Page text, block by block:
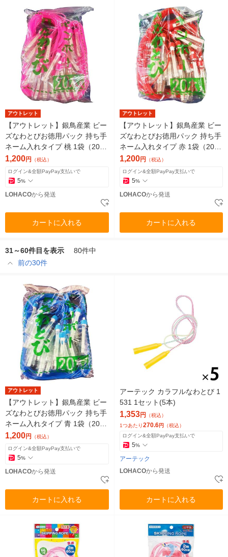
アウトレット
【アウトレット】銀鳥産業 ビー
ズなわとびお徳用パック 持ち手
ネーム入れタイプ 桃 1袋（20本
入）
1,200円 （税込）
ログイン&全額PayPay支払いで
5%
LOHACOから発送
カートに入れる
アウトレット
【アウトレット】銀鳥産業 ビー
ズなわとびお徳用パック 持ち手
ネーム入れタイプ 赤 1袋（20本
入）
1,200円 （税込）
ログイン&全額PayPay支払いで
5%
LOHACOから発送
カートに入れる
31～60件目を表示
80件中
前の30件
アウトレット
【アウトレット】銀鳥産業 ビー
ズなわとびお徳用パック 持ち手
ネーム入れタイプ 青 1袋（20本
入）
1,200円 （税込）
ログイン&全額PayPay支払いで
5%
LOHACOから発送
カートに入れる
アーテック カラフルなわとび 1
531 1セット(5本)
1,353円
（税込）
1つあたり270.6円 （税込）
ログイン&全額PayPay支払いで
5%
アーテック
LOHACOから発送
カートに入れる